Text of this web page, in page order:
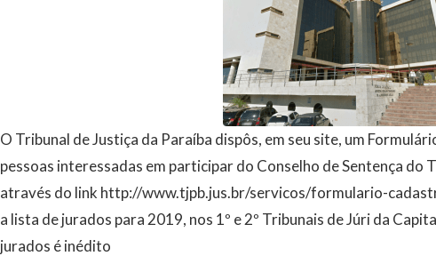
O Tribunal de Justiça da Paraíba dispôs, em seu site, um
pessoas interessadas em participar do Conselho de Sentença do
através do link http://www.tjpb.jus.br/servicos/formulario-
a lista de jurados para 2019, nos 1º e 2º Tribunais de Júri da
jurados é inédito